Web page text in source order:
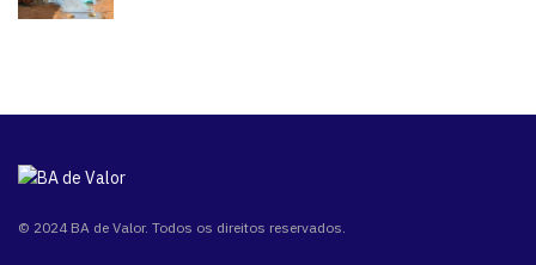
© 2024 BA de Valor. Todos os direitos reservados.